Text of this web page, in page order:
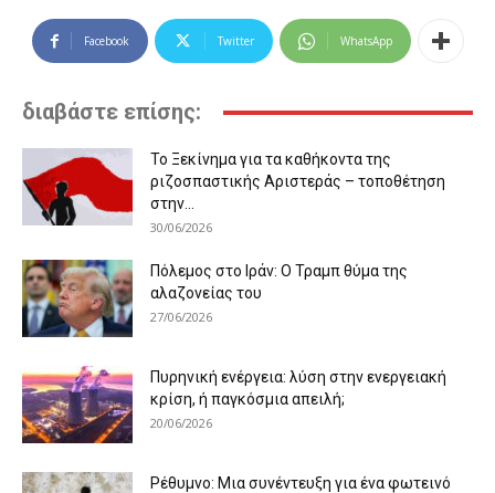
Facebook Twitter WhatsApp
διαβάστε επίσης:
Το Ξεκίνημα για τα καθήκοντα της
ριζοσπαστικής Αριστεράς – τοποθέτηση
στην...
30/06/2026
Πόλεμος στο Ιράν: Ο Τραμπ θύμα της
αλαζονείας του
27/06/2026
Πυρηνική ενέργεια: λύση στην ενεργειακή
κρίση, ή παγκόσμια απειλή;
20/06/2026
Ρέθυμνο: Μια συνέντευξη για ένα φωτεινό